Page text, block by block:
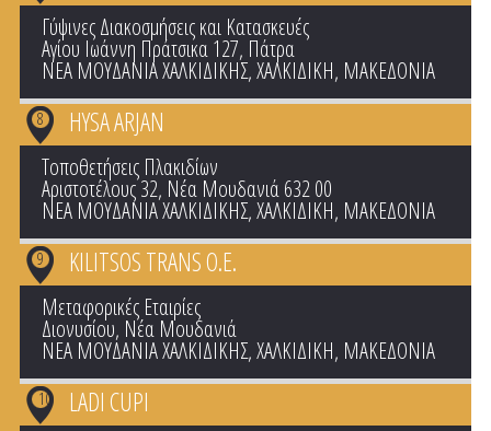
Γύψινες Διακοσμήσεις και Κατασκευές
Αγίου Ιωάννη Πράτσικα 127, Πάτρα
ΝΕΑ ΜΟΥΔΑΝΙΑ ΧΑΛΚΙΔΙΚΗΣ,ΧΑΛΚΙΔΙΚΗ, ΜΑΚΕΔΟΝΙΑ
HYSA ARJAN
8
Τοποθετήσεις Πλακιδίων
Αριστοτέλους 32, Νέα Μουδανιά 632 00
ΝΕΑ ΜΟΥΔΑΝΙΑ ΧΑΛΚΙΔΙΚΗΣ,ΧΑΛΚΙΔΙΚΗ, ΜΑΚΕΔΟΝΙΑ
KILITSOS TRANS Ο.Ε.
9
Μεταφορικές Εταιρίες
Διονυσίου, Νέα Μουδανιά
ΝΕΑ ΜΟΥΔΑΝΙΑ ΧΑΛΚΙΔΙΚΗΣ,ΧΑΛΚΙΔΙΚΗ, ΜΑΚΕΔΟΝΙΑ
LADI CUPI
10